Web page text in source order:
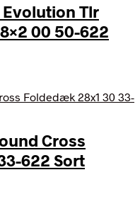
Tlr
00 50-622
Cross
622 Sort